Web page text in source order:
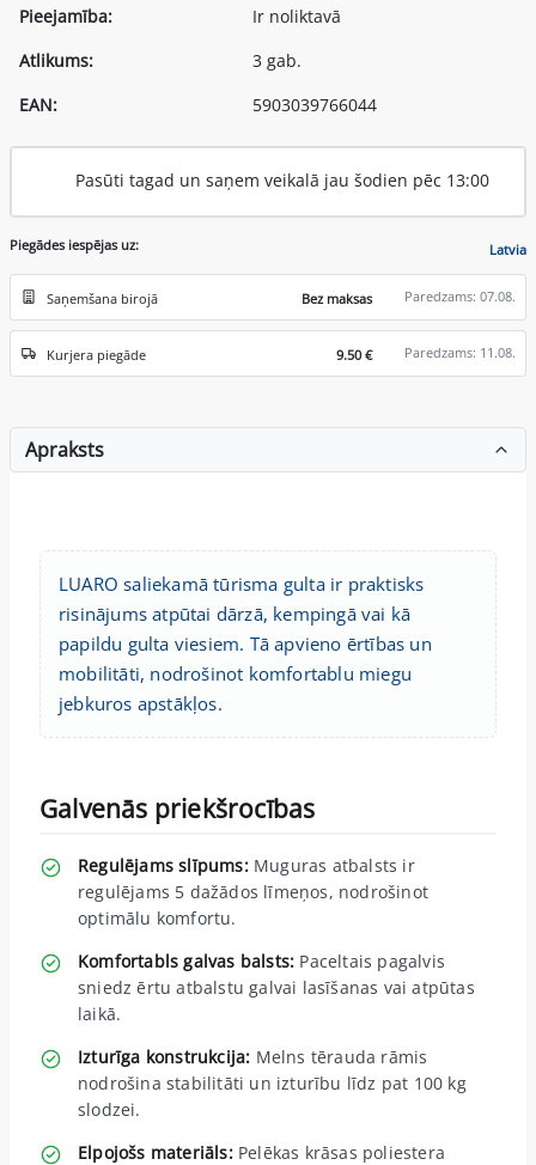
Pieejamība:
Ir noliktavā
Atlikums:
3 gab.
EAN:
5903039766044
Pasūti tagad un saņem veikalā jau šodien pēc 13:00
Piegādes iespējas uz: Latvia
Saņemšana birojā Bez maksas Paredzams: 07.08.
Kurjera piegāde 9.50 € Paredzams: 11.08.
Apraksts
LUARO saliekamā tūrisma gulta ir praktisks
risinājums atpūtai dārzā, kempingā vai kā
papildu gulta viesiem. Tā apvieno ērtības un
mobilitāti, nodrošinot komfortablu miegu
jebkuros apstākļos.
Galvenās priekšrocības
Regulējams slīpums:Muguras atbalsts ir
regulējams 5 dažādos līmeņos, nodrošinot
optimālu komfortu.
Komfortabls galvas balsts: Paceltais pagalvis
sniedz ērtu atbalstu galvai lasīšanas vai atpūtas
laikā.
Izturīga konstrukcija: Melns tērauda rāmis
nodrošina stabilitāti un izturību līdz pat 100 kg
slodzei.
Elpojošs materiāls:Pelēkas krāsas poliestera